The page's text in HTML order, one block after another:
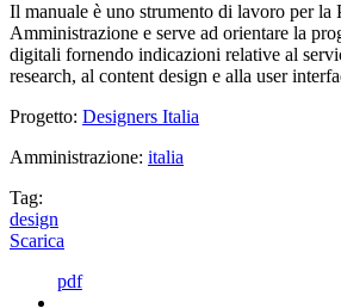
Il manuale è uno strumento di lavoro per la
Amministrazione e serve ad orientare la
digitali fornendo indicazioni relative al
research, al content design e alla user
Progetto: Designers Italia
Amministrazione: italia
Tag:
design
Scarica
pdf